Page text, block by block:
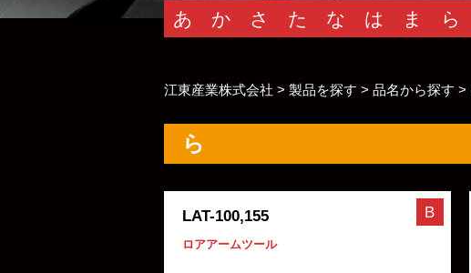
あ か さ た な は ま ら
江東産業株式会社 > 製品を探す > 品名から探す >
ら
LAT-100,155
ロアアームツール
B